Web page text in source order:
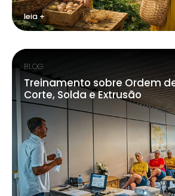
leia +
BLOG
Treinamento sobre Ordem
Corte, Solda e Extrusão